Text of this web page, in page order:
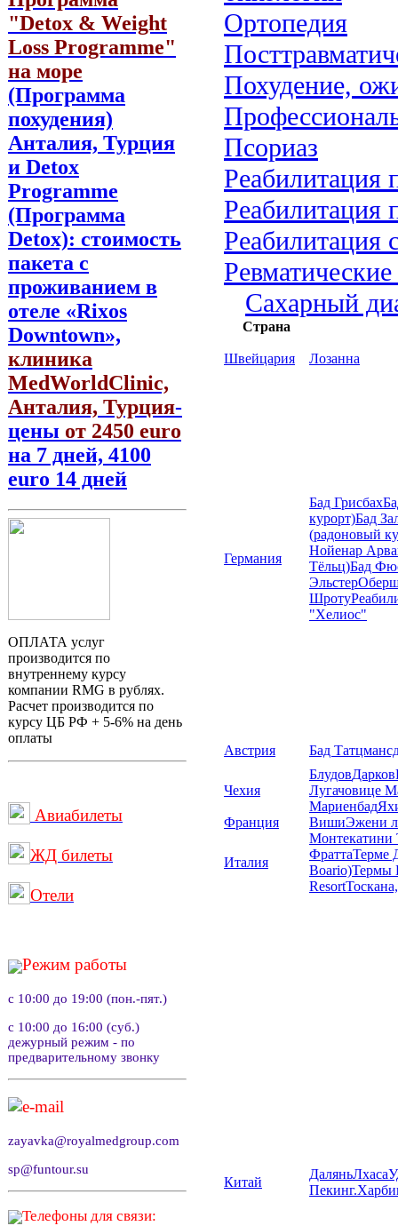
"Detox & Weight
Loss Programme"
на море
(Программа
похудения)
Анталия, Турция
и Detox
Programme
(Программа
Detox): стоимость
пакета с
проживанием в
отеле «Rixos
Downtown»,
клиника
MedWorldClinic,
Анталия, Турция-
цены от 2450 euro
на 7 дней, 4100
euro 14 дней
ОПЛАТА услуг
производится по
внутреннему курсу
компании RMG в рублях.
Расчет производится по
курсу ЦБ РФ + 5-6% на день
оплаты
Авиабилеты
ЖД билеты
Отели
Режим работы
с 10:00 до 19:00 (пон.-пят.)
с 10:00 до 16:00 (суб.)
дежурный режим - по
предварительному звонку
e-mail
zayavka@royalmedgroup.com
sp@funtour.su
Телефоны для связи:
Ортопедия
Похудение,
Псориаз
Реабилитация
Реабилитация
Реабилитация
Сахарный
Страна
Швейцария Лозанна
Германия
Бад Грисбах
курорт)Бад
(радоновый
Нойенар
Тёльц)Бад
Эльстер
Шроту
"Хелиос"
Австрия Бад
Чехия
БлудовДарков
Лугачовице
Мариенбад
Франция
ВишиЭжени
Италия
Монтекатини
ФраттаТерме
Boario)Термы
Resort
Китай
ДаляньЛхаса
Пекин